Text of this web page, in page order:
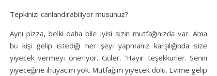
Tepkinizi canlandırabiliyor musunuz?
Aynı pizza, belki daha bile iyisi sizin mutfağınızda var. Ama
bu kişi gelip istediği her şeyi yapmanız karşılığında size
yiyecek vermeyi öneriyor. Güler. ‘Hayır teşekkürler. Senin
yiyeceğine ihtiyacım yok. Mutfağım yiyecek dolu. Evime gelip